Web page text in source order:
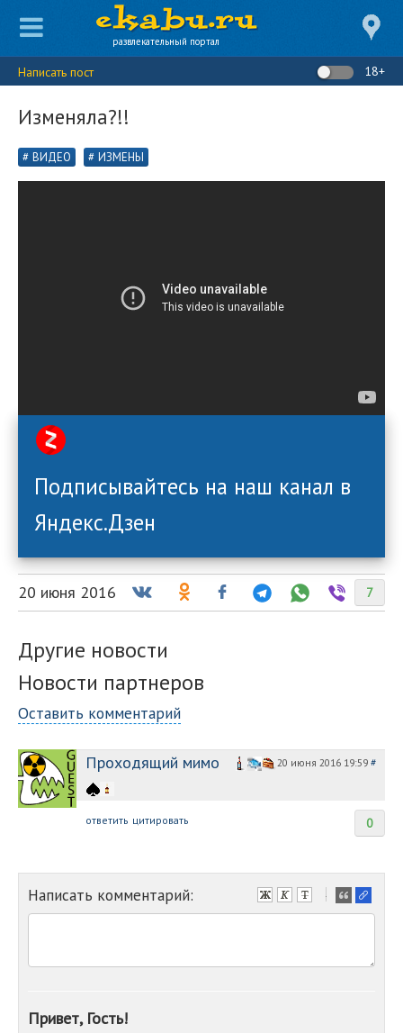
развлекательный портал
Написать пост 18+
Изменяла?!!
ВИДЕО ИЗМЕНЫ
Подписывайтесь на наш канал в
Яндекс.Дзен
7
20 июня 2016
Другие новости
Новости партнеров
Оставить комментарий
Проходящий мимо 20 июня 2016 19:59 #
0
ответить цитировать
Написать комментарий:
-
-
-
Привет, Гость!